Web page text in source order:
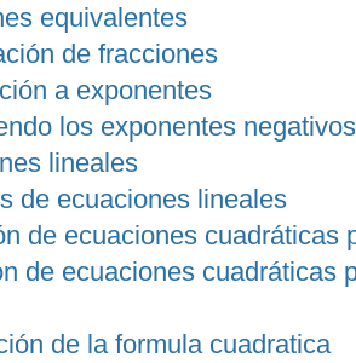
equivalentes
de fracciones
a exponentes
los exponentes
lineales
de ecuaciones lineales
de ecuaciones cuadráticas
de ecuaciones cuadráticas
de la formula cuadratica